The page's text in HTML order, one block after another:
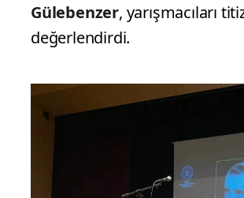
Gülebenzer, yarışmacıları
değerlendirdi.